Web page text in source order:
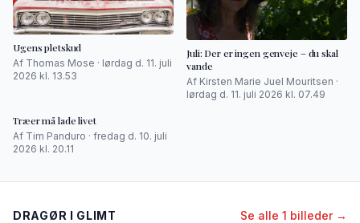
Ugens pletskud
Af Thomas Mose · lørdag d. 11. juli
2026 kl. 13.53
Juli: Der er ingen genveje – du skal
vande
Af Kirsten Marie Juel Mouritsen ·
lørdag d. 11. juli 2026 kl. 07.49
Træer må lade livet
Af Tim Panduro · fredag d. 10. juli
2026 kl. 20.11
DRAGØR I GLIMT Se alle 1 billeder →